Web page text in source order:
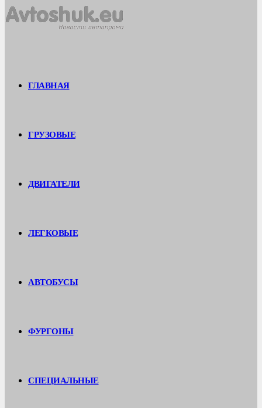
ГЛАВНАЯ
ГРУЗОВЫЕ
ДВИГАТЕЛИ
ЛЕГКОВЫЕ
АВТОБУСЫ
ФУРГОНЫ
СПЕЦИАЛЬНЫЕ